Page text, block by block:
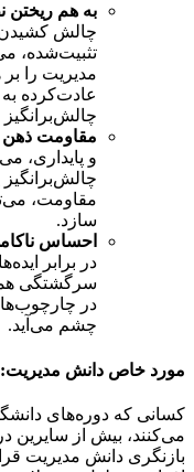
به هم ریختن
چالش کشیدن
تثبیت‌شده،
مدیریت را بر
عادت‌کرده
چالش‌برانگیز
مقاومت ذهن
و پایداری،
مقاومت،
سازد.
احساس
در برابر
سرگشتگی
در
چشم می‌آید.
مورد خاص دانش مدیریت:
کسانی که دوره‌های
می‌کنند، بیش از
بازنگری دانش مدیریت